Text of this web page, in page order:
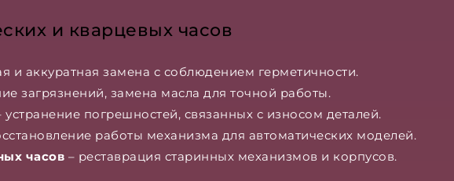
и кварцевых часов
и аккуратная замена с соблюдением герметичности.
загрязнений, замена масла для точной работы.
устранение погрешностей, связанных с износом деталей.
работы механизма для автоматических моделей.
часов – реставрация старинных механизмов и корпусов.